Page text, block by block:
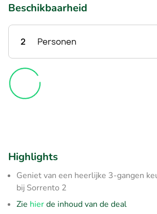
Beschikbaarheid
2 Personen
Highlights
Geniet van een heerlijke 3-gangen
bij Sorrento 2
Zie hierde inhoud van de deal